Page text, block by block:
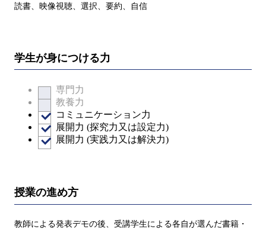
読書、映像視聴、選択、要約、自信
学生が身につける力
専門力
教養力
コミュニケーション力
展開力 (探究力又は設定力)
展開力 (実践力又は解決力)
授業の進め方
教師による発表デモの後、受講学生による各自が選んだ書籍・